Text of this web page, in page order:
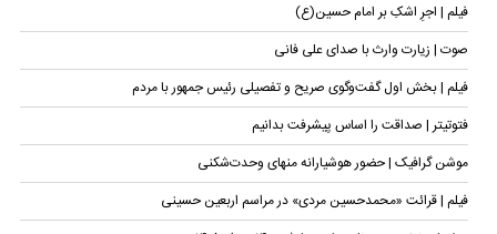
فیلم | اجرِ اشکِ بر امام حسین(ع)
صوت | زیارت وارث با صدای علی فانی
فیلم | بخش اول گفت‌وگوی صریح و تفصیلی رئیس جمهور با مردم
فتوتیتر | صداقت را اساس پیشرفت بدانیم
موشن گرافیک | حضور هوشیارانه منهای وحدت‌شکنی
فیلم | قرائت «محمدحسین مردی» در مراسم اربعین حسینی